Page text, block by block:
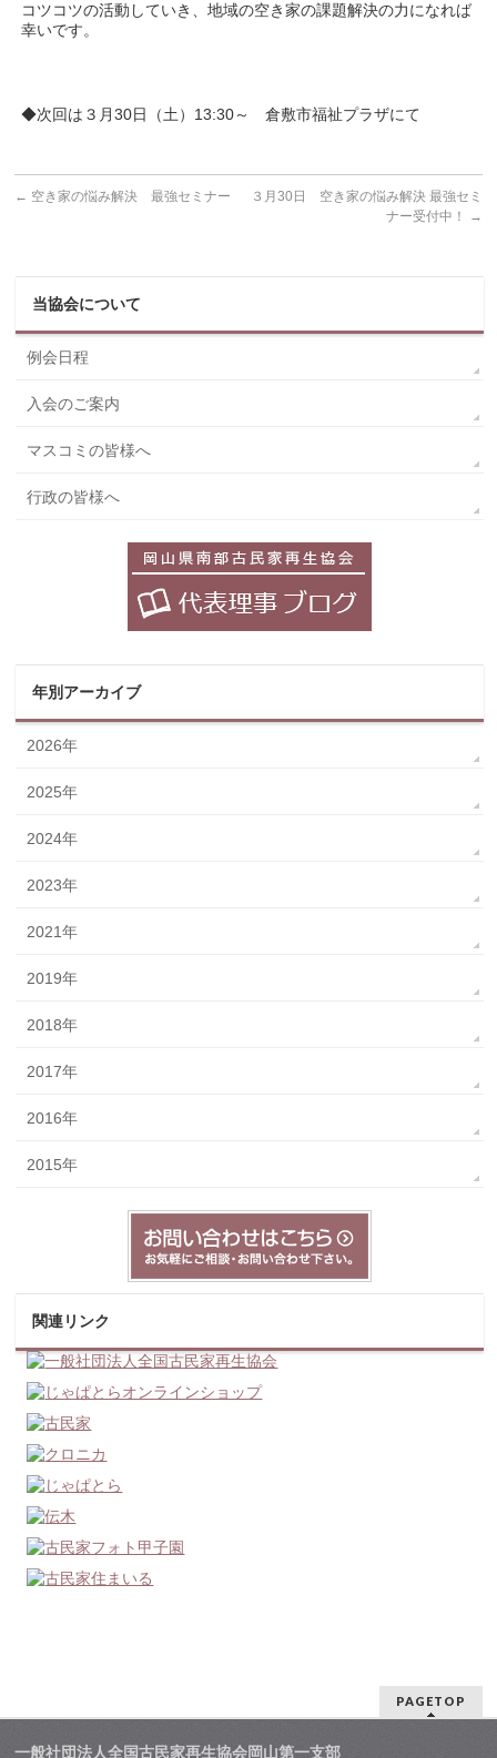
コツコツの活動していき、地域の空き家の課題解決の力になれば
幸いです。
◆次回は３月30日（土）13:30～ 倉敷市福祉プラザにて
← 空き家の悩み解決 最強セミナー
３月30日 空き家の悩み解決 最強セミ
ナー受付中！
→
当協会について
例会日程
入会のご案内
マスコミの皆様へ
行政の皆様へ
年別アーカイブ
2026年
2025年
2024年
2023年
2021年
2019年
2018年
2017年
2016年
2015年
関連リンク
PAGETOP
一般社団法人全国古民家再生協会岡山第一支部